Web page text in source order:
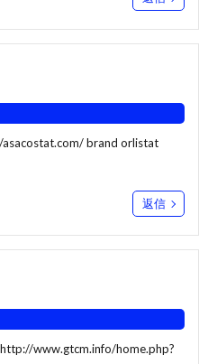
brand orlistat
返信
http://www.gtcm.info/home.php?